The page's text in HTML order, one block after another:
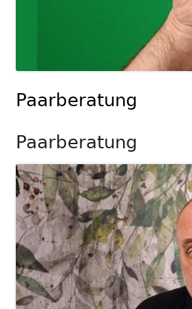
Paarberatung
Paarberatung